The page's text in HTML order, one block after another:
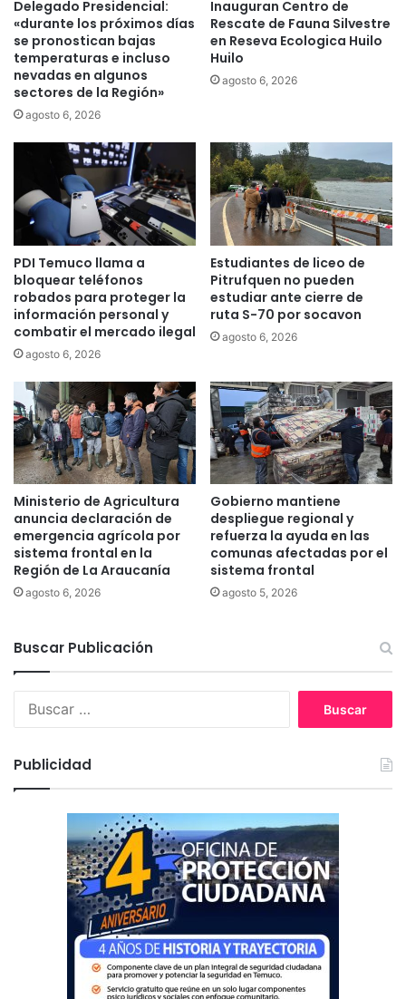
n
e
s
d
e
s
e
l
R
o
y
a
l
t
y
M
i
n
e
e
c
o
n
n
u
r
e
c
o
r
r
i
o
s
e
n
n
o
v
i
e
m
b
r
e
i
r
Delegado Presidencial:
«durante los próximos días
se pronostican bajas
temperaturas e incluso
nevadas en algunos
sectores de la Región»
agosto 6, 2026
Inauguran Centro de
Rescate de Fauna Silvestre
en Reseva Ecologica Huilo
Huilo
agosto 6, 2026
PDI Temuco llama a
bloquear teléfonos
robados para proteger la
información personal y
combatir el mercado ilegal
agosto 6, 2026
Estudiantes de liceo de
Pitrufquen no pueden
estudiar ante cierre de
ruta S-70 por socavon
agosto 6, 2026
Ministerio de Agricultura
anuncia declaración de
emergencia agrícola por
sistema frontal en la
Región de La Araucanía
agosto 6, 2026
Gobierno mantiene
despliegue regional y
refuerza la ayuda en las
comunas afectadas por el
sistema frontal
agosto 5, 2026
Buscar Publicación
:
Publicidad